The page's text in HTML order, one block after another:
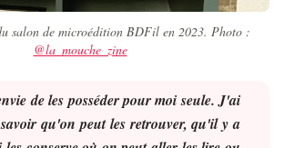
salon de microédition BDFil en 2023. Photo :
@la_mouche_zine
de les posséder pour moi seule. J'ai
qu'on peut les retrouver, qu'il y a